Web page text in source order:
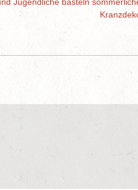
Jugendliche basteln